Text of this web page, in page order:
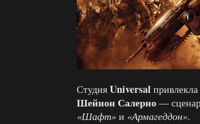
СтудияUniversal
Шейнон Салерно—
«Шафт»и «Армагеддон».